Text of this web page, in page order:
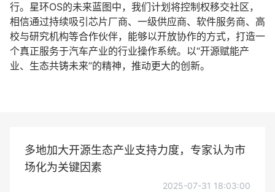
行。星环OS的未来蓝图中，我们计划将控制权移交社区，
相信通过持续吸引芯片厂商、一级供应商、软件服务商、高
校与研究机构等合作伙伴，能够以开放协作的方式，打造一
个真正服务于汽车产业的行业操作系统。以“开源赋能产
业、生态共铸未来”的精神，推动更大的创新。
多地加大开源生态产业支持力度，专家认为市
场化为关键因素
2025-07-31 18:03:00